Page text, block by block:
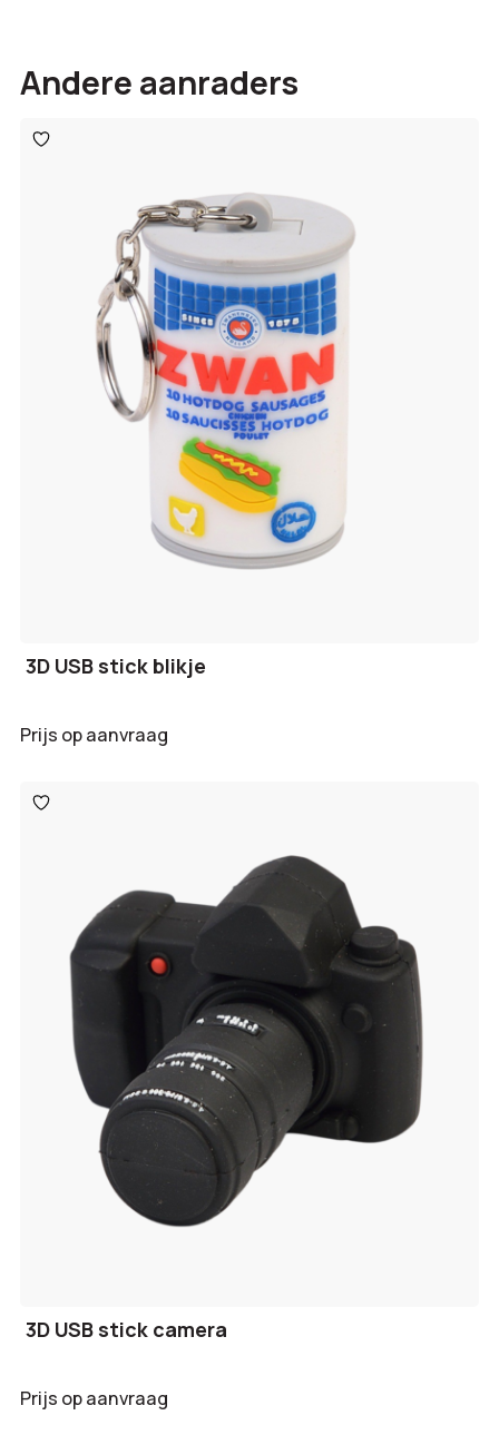
Andere aanraders
Toevoegen
aan
3D USB stick blikje
Prijs op aanvraag
Toevoegen
aan
3D USB stick camera
Prijs op aanvraag